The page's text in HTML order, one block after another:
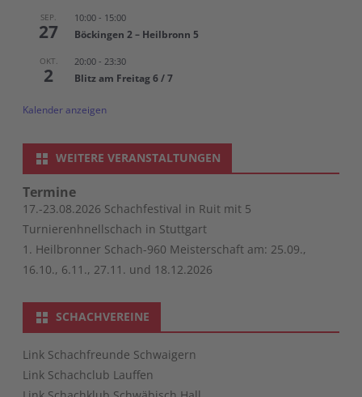
SEP.
27
10:00 - 15:00
Böckingen 2 – Heilbronn 5
OKT.
2
20:00 - 23:30
Blitz am Freitag 6 / 7
Kalender anzeigen
WEITERE VERANSTALTUNGEN
Termine
17.-23.08.2026 Schachfestival in Ruit mit 5
Turnierenhnellschach in Stuttgart
1. Heilbronner Schach-960 Meisterschaft am: 25.09.,
16.10., 6.11., 27.11. und 18.12.2026
SCHACHVEREINE
Link Schachfreunde Schwaigern
Link Schachclub Lauffen